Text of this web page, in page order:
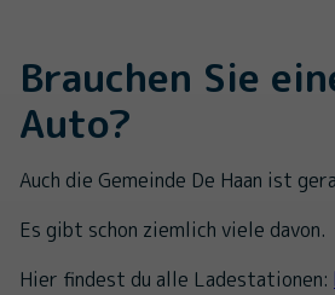
Brauchen Sie
Auto?
Auch die Gemeinde De Haan ist
Es gibt schon ziemlich viele davon.
Hier findest du alle Ladestationen: